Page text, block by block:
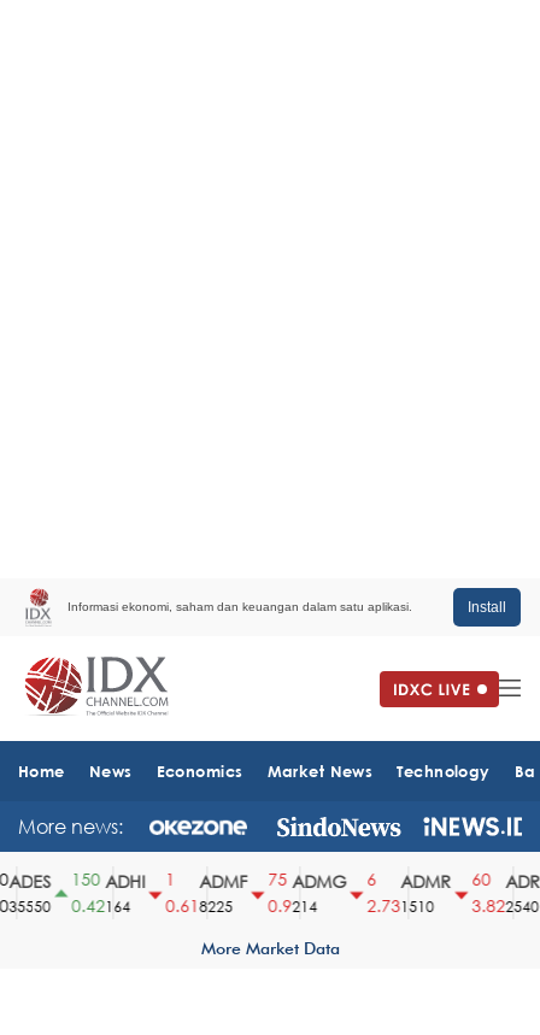
Informasi ekonomi, saham dan keuangan dalam satu aplikasi. Install
Home News Economics Market News Technology
More news:
150
0.42
ADHI
164
0.61
ADMF
8225
75
0.9
ADMG
214
2.73
ADMR
1510
60
3.82
ADRO
2540
More Market Data